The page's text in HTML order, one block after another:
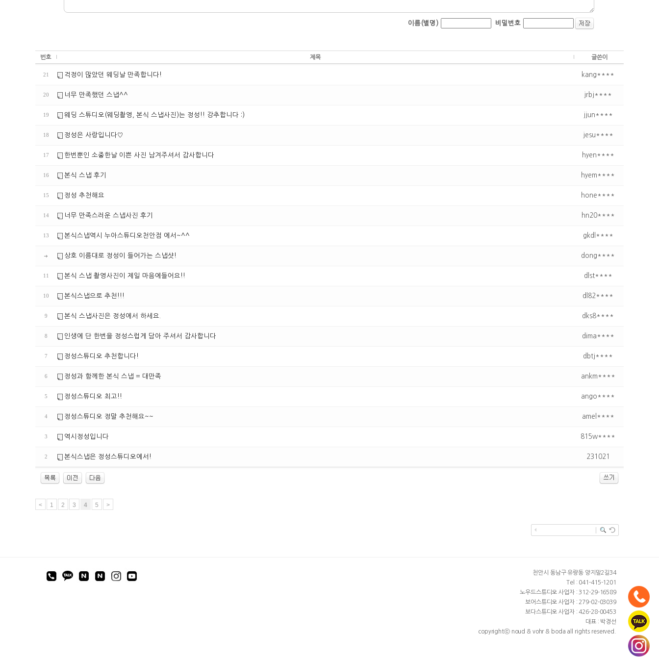
이름(별명) 비밀번호
번호 제목 글쓴이
21 걱정이 많았던 웨딩날 만족합니다! kang****
20 너무 만족했던 스냅^^ jrbj****
19 웨딩 스튜디오(웨딩촬영, 본식 스냅사진)는 정성!! 강추합니다 :) jjun****
18 정성은 사랑입니다♡ jesu****
17 한번뿐인 소중한날 이쁜 사진 남겨주셔서 감사합니다 hyen****
16 본식 스냅 후기 hyem****
15 정성 추천해요 hone****
14 너무 만족스러운 스냅사진 후기 hn20****
13 본식스냅역시 누아스튜디오천안점 에서~^^ gkdl****
상호 이름대로 정성이 들어가는 스냅샷! dong****
11 본식 스냅 촬영사진이 제일 마음에들어요!! dlst****
10 본식스냅으로 추천!!! dl82****
9 본식 스냅사진은 정성에서 하세요. dks8****
8 인생에 단 한번을 정성스럽게 담아 주셔서 감사합니다 dima****
7 정성스튜디오 추천합니다! dbtj****
6 정성과 함께한 본식 스냅 = 대만족 ankm****
5 정성스튜디오 최고!! ango****
4 정성스튜디오 정말 추천해요~~ amel****
3 역시정성입니다 815w****
2 본식스냅은 정성스튜디오에서! 231021
< 1 2 3 4 5 >
천안시 동남구 유량동 양지말2길34
Tel : 041-415-1201
노우드스튜디오 사업자 : 312-29-16589
보어스튜디오 사업자 : 279-02-03039
보다스튜디오 사업자 : 426-28-00453
대표 : 박경선
copyrightⓒ noud & vohr & boda all rights reserved.